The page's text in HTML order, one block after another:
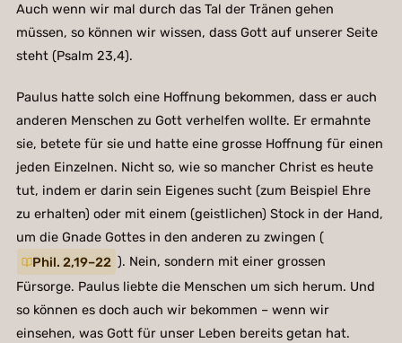
Auch wenn wir mal durch das Tal der Tränen gehen
müssen, so können wir wissen, dass Gott auf unserer Seite
steht (Psalm 23,4).
Paulus hatte solch eine Hoffnung bekommen, dass er auch
anderen Menschen zu Gott verhelfen wollte. Er ermahnte
sie, betete für sie und hatte eine grosse Hoffnung für einen
jeden Einzelnen. Nicht so, wie so mancher Christ es heute
tut, indem er darin sein Eigenes sucht (zum Beispiel Ehre
zu erhalten) oder mit einem (geistlichen) Stock in der Hand,
um die Gnade Gottes in den anderen zu zwingen (
Phil. 2,19–22 ). Nein, sondern mit einer grossen
Fürsorge. Paulus liebte die Menschen um sich herum. Und
so können es doch auch wir bekommen – wenn wir
einsehen, was Gott für unser Leben bereits getan hat.